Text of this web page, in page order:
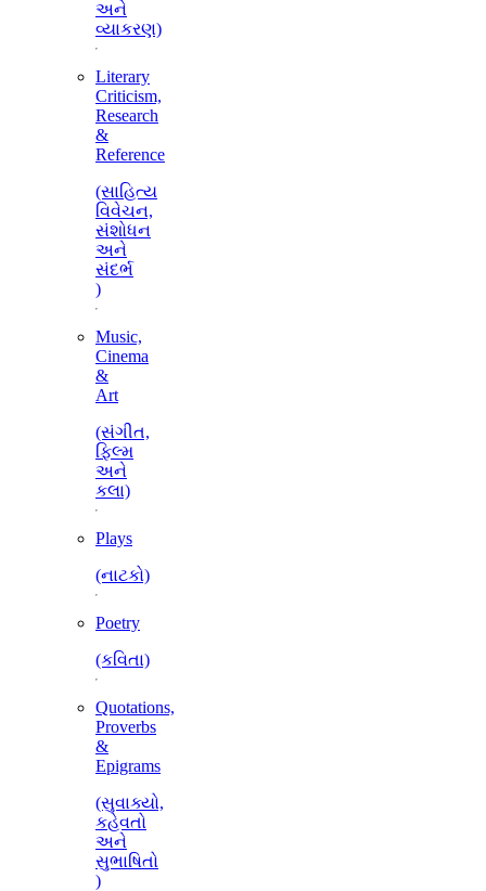
અને
વ્યાકરણ)
Literary
Criticism,
Research
&
Reference
(સાહિત્ય
વિવેચન,
સંશોધન
અને
સંદર્ભ
)
Music,
Cinema
&
Art
(સંગીત,
ફિલ્મ
અને
કલા)
Plays
(નાટકો)
Poetry
(કવિતા)
Quotations,
Proverbs
&
Epigrams
(સુવાક્યો,
કહેવતો
અને
સુભાષિતો
)